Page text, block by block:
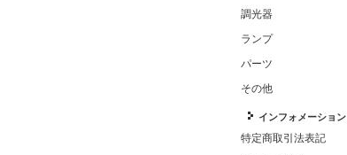
調光器
ランプ
パーツ
その他
インフォメーション
特定商取引法表記